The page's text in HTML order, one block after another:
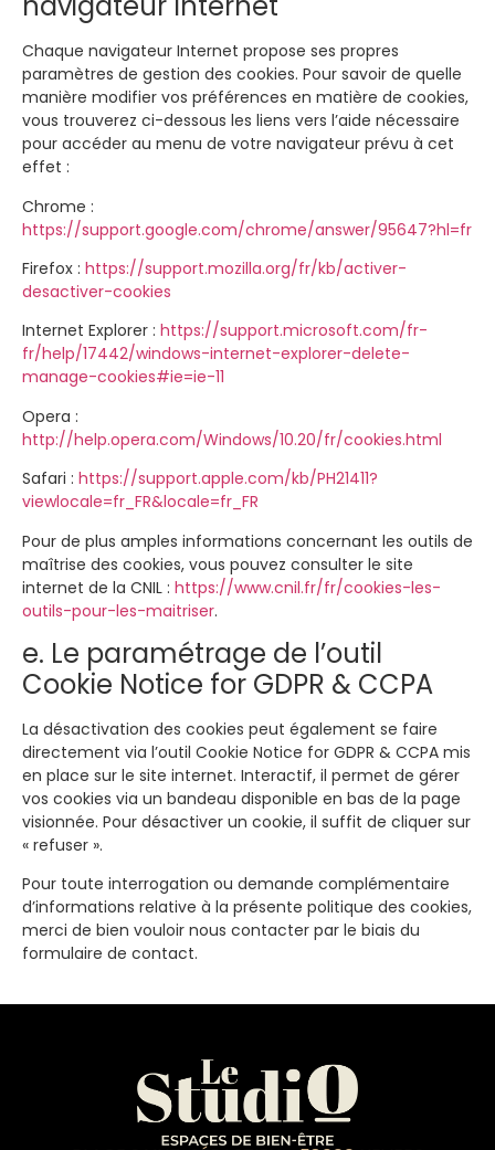
Chaque navigateur Internet propose ses propres
paramètres de gestion des cookies. Pour savoir de quelle
manière modifier vos préférences en matière de cookies,
vous trouverez ci-dessous les liens vers l’aide nécessaire
pour accéder au menu de votre navigateur prévu à cet
effet :
Chrome :
https://support.google.com/chrome/answer/95647?hl=fr
Firefox : https://support.mozilla.org/fr/kb/activer-
desactiver-cookies
Internet Explorer : https://support.microsoft.com/fr-
fr/help/17442/windows-internet-explorer-delete-
manage-cookies#ie=ie-11
Opera :
http://help.opera.com/Windows/10.20/fr/cookies.html
Safari : https://support.apple.com/kb/PH21411?
viewlocale=fr_FR&locale=fr_FR
Pour de plus amples informations concernant les outils de
maîtrise des cookies, vous pouvez consulter le site
internet de la CNIL : https://www.cnil.fr/fr/cookies-les-
outils-pour-les-maitriser.
e. Le paramétrage de l’outil
Cookie Notice for GDPR & CCPA
La désactivation des cookies peut également se faire
directement via l’outil Cookie Notice for GDPR & CCPA mis
en place sur le site internet. Interactif, il permet de gérer
vos cookies via un bandeau disponible en bas de la page
visionnée. Pour désactiver un cookie, il suffit de cliquer sur
« refuser ».
Pour toute interrogation ou demande complémentaire
d’informations relative à la présente politique des cookies,
merci de bien vouloir nous contacter par le biais du
formulaire de contact.